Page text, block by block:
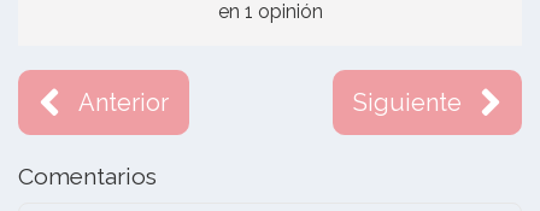
en 1 opinión
Anterior Siguiente
Comentarios